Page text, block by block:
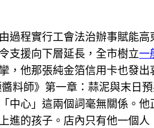
程實行工會法治辦事賦能
支援向下層延長，全市樹立一
，他那張純金箔信用卡也發
料師》第一章：蒜泥與末日
心」這兩個詞毫無關係。
進的孩子。店內只有他一個人